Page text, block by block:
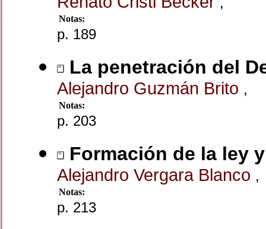
Notas:
p. 189
La penetración del
Alejandro Guzmán Brito ,
Notas:
p. 203
Formación de la ley
Alejandro Vergara Blanco ,
Notas:
p. 213